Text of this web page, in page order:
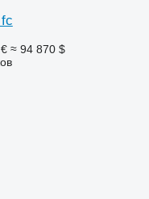
≈ 94 870 $